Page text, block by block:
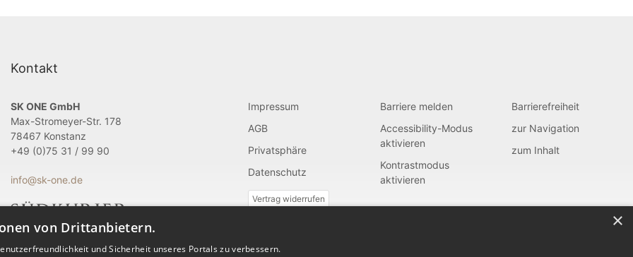
Kontakt
SK ONE GmbH
Max-Stromeyer-Str. 178
78467 Konstanz
+49 (0)75 31 / 99 90
info@sk-one.de
Impressum
AGB
Privatsphäre
Datenschutz
Vertrag widerrufen
Barriere melden
Accessibility-Modus
aktivieren
Kontrastmodus
aktivieren
Barrierefreiheit
zur Navigation
zum Inhalt
×
von Drittanbietern.
und Sicherheit unseres Portals zu verbessern.